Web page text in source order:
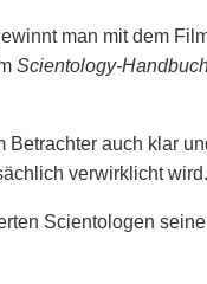
man mit dem
Scientology-
Betrachter auch klar
verwirklicht wird.
Scientologen